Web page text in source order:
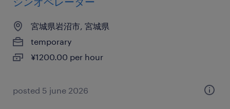
宮城県岩沼市, 宮城県
temporary
¥1200.00 per hour
posted 5 june 2026